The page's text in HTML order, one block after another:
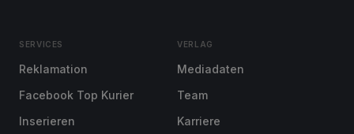
SERVICES
Reklamation
Facebook Top Kurier
Inserieren
VERLAG
Mediadaten
Team
Karriere